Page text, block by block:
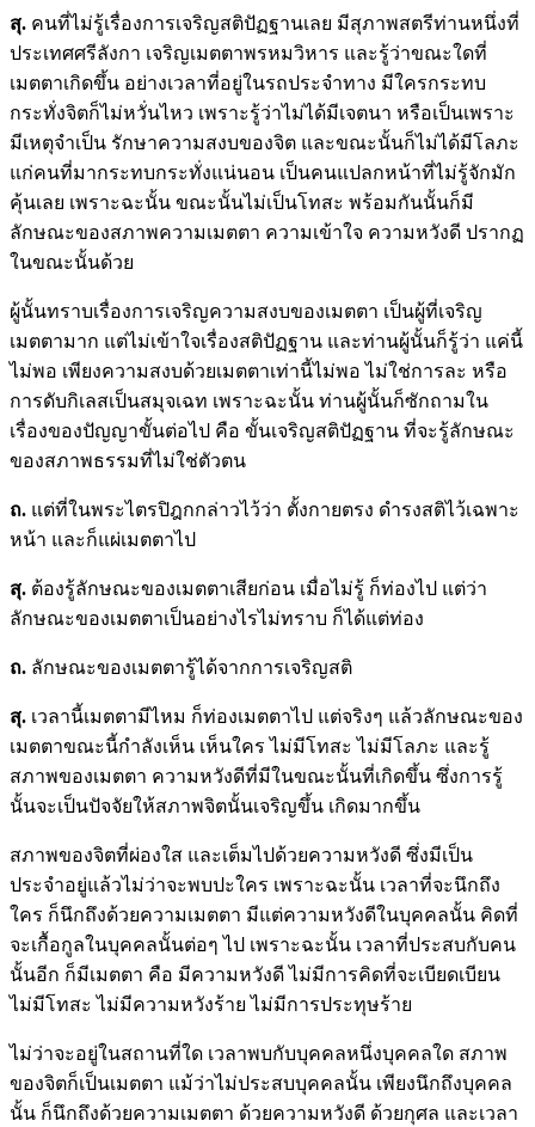
สุ. คนที่ไม่รู้เรื่องการเจริญสติปัฏฐานเลย มีสุภาพสตรีท่านหนึ่งที่
ประเทศศรีลังกา เจริญเมตตาพรหมวิหาร และรู้ว่าขณะใดที่
เมตตาเกิดขึ้น อย่างเวลาที่อยู่ในรถประจำทาง มีใครกระทบ
กระทั่งจิตก็ไม่หวั่นไหว เพราะรู้ว่าไม่ได้มีเจตนา หรือเป็นเพราะ
มีเหตุจำเป็น รักษาความสงบของจิต และขณะนั้นก็ไม่ได้มีโลภะ
แก่คนที่มากระทบกระทั่งแน่นอน เป็นคนแปลกหน้าที่ไม่รู้จักมัก
คุ้นเลย เพราะฉะนั้น ขณะนั้นไม่เป็นโทสะ พร้อมกันนั้นก็มี
ลักษณะของสภาพความเมตตา ความเข้าใจ ความหวังดี ปรากฏ
ในขณะนั้นด้วย
ผู้นั้นทราบเรื่องการเจริญความสงบของเมตตา เป็นผู้ที่เจริญ
เมตตามาก แต่ไม่เข้าใจเรื่องสติปัฏฐาน และท่านผู้นั้นก็รู้ว่า แค่นี้
ไม่พอ เพียงความสงบด้วยเมตตาเท่านี้ไม่พอ ไม่ใช่การละ หรือ
การดับกิเลสเป็นสมุจเฉท เพราะฉะนั้น ท่านผู้นั้นก็ซักถามใน
เรื่องของปัญญาขั้นต่อไป คือ ขั้นเจริญสติปัฏฐาน ที่จะรู้ลักษณะ
ของสภาพธรรมที่ไม่ใช่ตัวตน
ถ. แต่ที่ในพระไตรปิฎกกล่าวไว้ว่า ตั้งกายตรง ดำรงสติไว้เฉพาะ
หน้า และก็แผ่เมตตาไป
สุ. ต้องรู้ลักษณะของเมตตาเสียก่อน เมื่อไม่รู้ ก็ท่องไป แต่ว่า
ลักษณะของเมตตาเป็นอย่างไรไม่ทราบ ก็ได้แต่ท่อง
ถ. ลักษณะของเมตตารู้ได้จากการเจริญสติ
สุ. เวลานี้เมตตามีไหม ก็ท่องเมตตาไป แต่จริงๆ แล้วลักษณะของ
เมตตาขณะนี้กำลังเห็น เห็นใคร ไม่มีโทสะ ไม่มีโลภะ และรู้
สภาพของเมตตา ความหวังดีที่มีในขณะนั้นที่เกิดขึ้น ซึ่งการรู้
นั้นจะเป็นปัจจัยให้สภาพจิตนั้นเจริญขึ้น เกิดมากขึ้น
สภาพของจิตที่ผ่องใส และเต็มไปด้วยความหวังดี ซึ่งมีเป็น
ประจำอยู่แล้วไม่ว่าจะพบปะใคร เพราะฉะนั้น เวลาที่จะนึกถึง
ใคร ก็นึกถึงด้วยความเมตตา มีแต่ความหวังดีในบุคคลนั้น คิดที่
จะเกื้อกูลในบุคคลนั้นต่อๆ ไป เพราะฉะนั้น เวลาที่ประสบกับคน
นั้นอีก ก็มีเมตตา คือ มีความหวังดี ไม่มีการคิดที่จะเบียดเบียน
ไม่มีโทสะ ไม่มีความหวังร้าย ไม่มีการประทุษร้าย
ไม่ว่าจะอยู่ในสถานที่ใด เวลาพบกับบุคคลหนึ่งบุคคลใด สภาพ
ของจิตก็เป็นเมตตา แม้ว่าไม่ประสบบุคคลนั้น เพียงนึกถึงบุคคล
นั้น ก็นึกถึงด้วยความเมตตา ด้วยความหวังดี ด้วยกุศล และเวลา